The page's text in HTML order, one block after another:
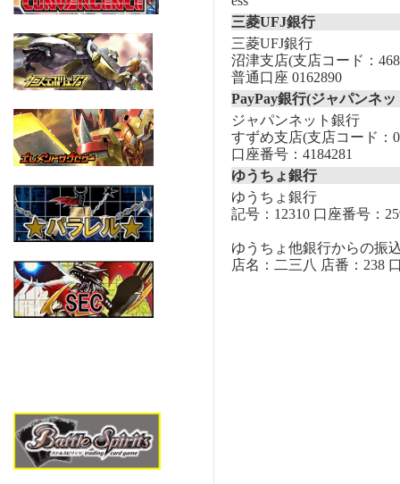
三菱UFJ銀行
三菱UFJ銀行
沼津支店(支店コード：
普通口座 0162890
PayPay銀行(ジャパンネ
ジャパンネット銀行
すずめ支店(支店コード：
口座番号：4184281
ゆうちょ銀行
ゆうちょ銀行
記号：12310 口座番号：
ゆうちょ他銀行からの振
店名：二三八 店番：238